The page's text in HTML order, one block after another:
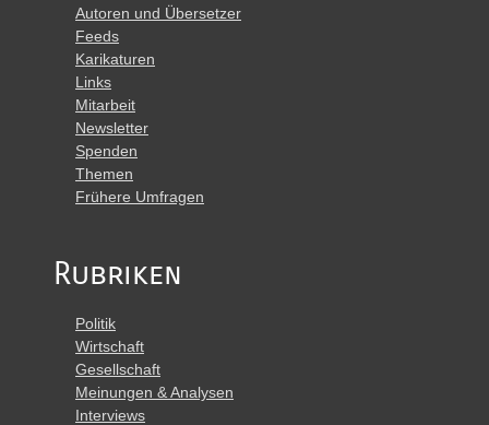
Autoren und Übersetzer
Feeds
Karikaturen
Links
Mitarbeit
Newsletter
Spenden
Themen
Frühere Umfragen
Rubriken
Politik
Wirtschaft
Gesellschaft
Meinungen & Analysen
Interviews